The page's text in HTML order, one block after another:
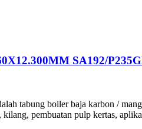
SA192/
tabung boiler baja karbon /
pembuatan pulp kertas,